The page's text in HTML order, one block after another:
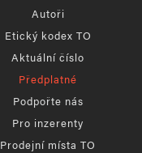
Autoři
Etický kodex TO
Aktuální číslo
Předplatné
Podpořte nás
Pro inzerenty
Prodejní místa TO